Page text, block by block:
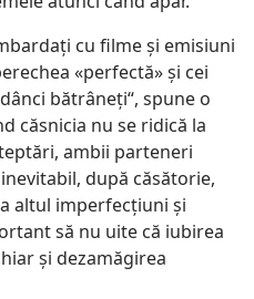
cu filme şi emisiuni
«perfectă» şi cei
bătrâneţi“, spune o
căsnicia nu se ridică la
ambii parteneri
după căsătorie,
altul imperfecţiuni şi
să nu uite că iubirea
şi dezamăgirea